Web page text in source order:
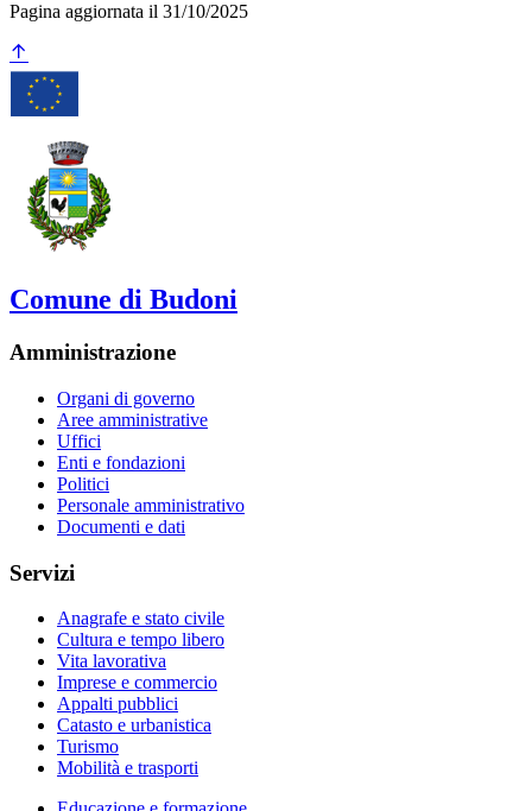
Pagina aggiornata il 31/10/2025
Comune di Budoni
Amministrazione
Organi di governo
Aree amministrative
Uffici
Enti e fondazioni
Politici
Personale amministrativo
Documenti e dati
Servizi
Anagrafe e stato civile
Cultura e tempo libero
Vita lavorativa
Imprese e commercio
Appalti pubblici
Catasto e urbanistica
Turismo
Mobilità e trasporti